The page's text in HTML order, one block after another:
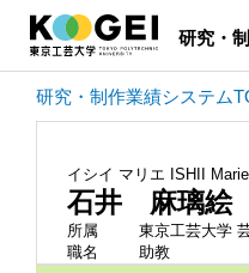
研究・
研究・制作業績システム
イシイ マリエ ISHII Marie
石井 麻璃絵
所属
東京工芸大学
職名
助教